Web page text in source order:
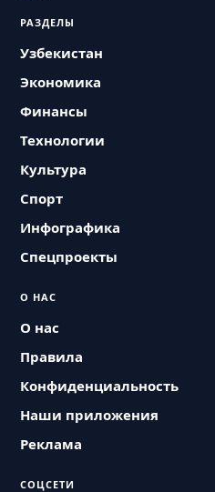
РАЗДЕЛЫ
Узбекистан
Экономика
Финансы
Технологии
Культура
Спорт
Инфографика
Спецпроекты
О НАС
О нас
Правила
Конфиденциальность
Наши приложения
Реклама
СОЦСЕТИ